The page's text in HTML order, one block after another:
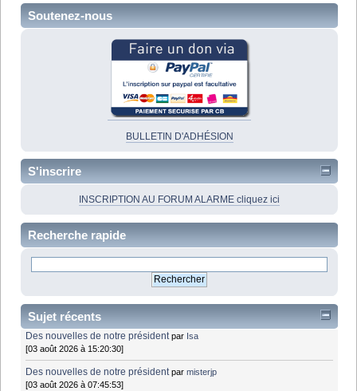
Soutenez-nous
BULLETIN D'ADHÉSION
S'inscrire
INSCRIPTION AU FORUM ALARME cliquez ici
Recherche rapide
Sujet récents
Des nouvelles de notre président par Isa
[03 août 2026 à 15:20:30]
Des nouvelles de notre président parmisterjp
[03 août 2026 à 07:45:53]